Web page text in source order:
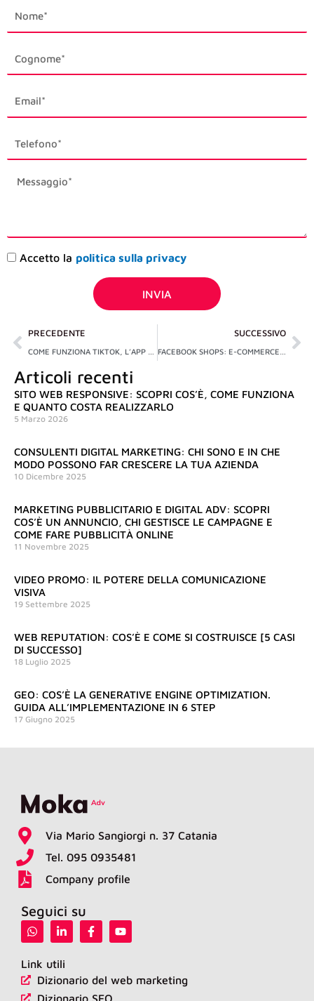
first_name
description
Accettazione
Accetto la politica sulla privacy
INVIA
Precedente
PRECEDENTE SUCCESSIVO
Articoli recenti
SITO WEB RESPONSIVE: SCOPRI COS’È, COME FUNZIONA
E QUANTO COSTA REALIZZARLO
5 Marzo 2026
CONSULENTI DIGITAL MARKETING: CHI SONO E IN CHE
MODO POSSONO FAR CRESCERE LA TUA AZIENDA
10 Dicembre 2025
MARKETING PUBBLICITARIO E DIGITAL ADV: SCOPRI
COS’È UN ANNUNCIO, CHI GESTISCE LE CAMPAGNE E
COME FARE PUBBLICITÀ ONLINE
11 Novembre 2025
VIDEO PROMO: IL POTERE DELLA COMUNICAZIONE
VISIVA
19 Settembre 2025
WEB REPUTATION: COS’È E COME SI COSTRUISCE [5 CASI
DI SUCCESSO]
18 Luglio 2025
GEO: COS’È LA GENERATIVE ENGINE OPTIMIZATION.
GUIDA ALL’IMPLEMENTAZIONE IN 6 STEP
17 Giugno 2025
Via Mario Sangiorgi n. 37 Catania
Tel. 095 0935481
Company profile
Seguici su
W
h
t
s
i
k
e
d
F
a
o
o
Y
o
b
Link utili
Dizionario del web marketing
Dizionario SEO